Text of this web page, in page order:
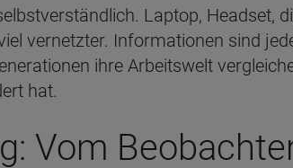
Laptop, Headset,
vernetzter. Informationen sind
ihre Arbeitswelt
hat.
Vom